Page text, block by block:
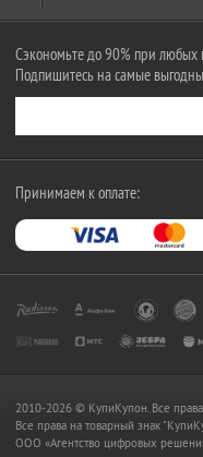
Сэкономьте до 90% при любых
Подпишитесь на самые
Принимаем к оплате:
2010-2026 © КупиКупон. Все
Все права на товарный знак
OOO «Агентство цифровых